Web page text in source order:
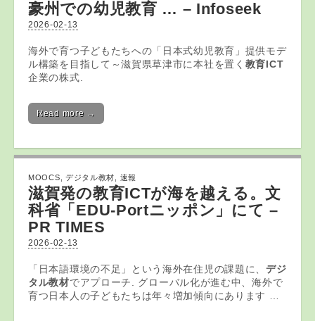
豪州での幼児教育 … – Infoseek
2026-02-13
海外で育つ子どもたちへの「日本式幼児教育」提供モデ
ル構築を目指して～滋賀県草津市に本社を置く 教育ICT
企業の株式.
Read more →
MOOCS デジタル教材 速報
滋賀発の教育ICTが海を越える。文
科省「EDU-Portニッポン」にて –
PR TIMES
2026-02-13
「日本語環境の不足」という海外在住児の課題に、デジ
タル教材でアプローチ. グローバル化が進む中、海外で
育つ日本人の子どもたちは年々増加傾向にあります …